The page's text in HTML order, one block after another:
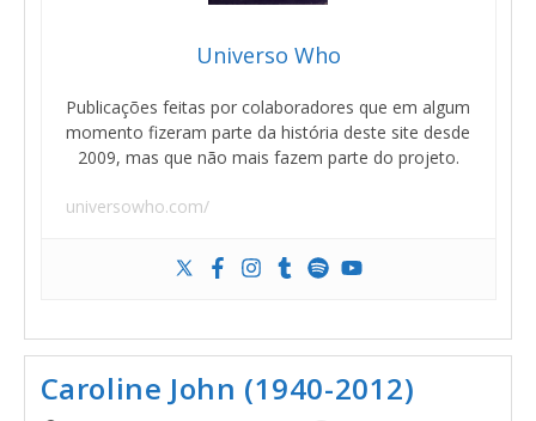
Universo Who
Publicações feitas por colaboradores que em algum
momento fizeram parte da história deste site desde
2009, mas que não mais fazem parte do projeto.
universowho.com/
Caroline John (1940-2012)